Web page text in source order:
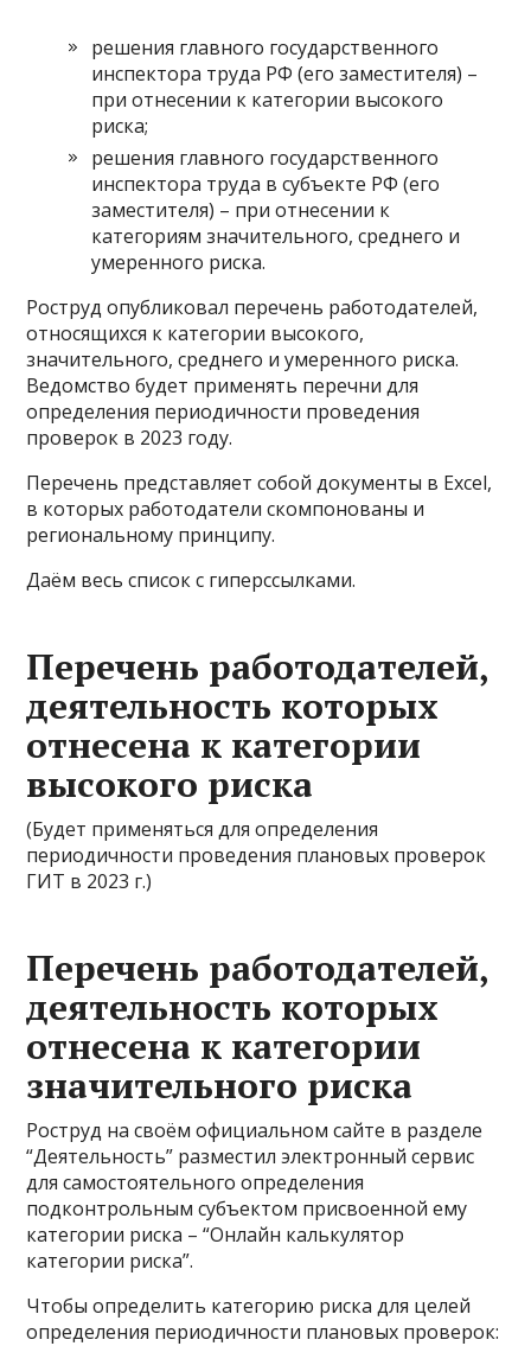
решения главного государственного
инспектора труда РФ (его заместителя) –
при отнесении к категории высокого
риска;
решения главного государственного
инспектора труда в субъекте РФ (его
заместителя) – при отнесении к
категориям значительного, среднего и
умеренного риска.
Роструд опубликовал перечень работодателей,
относящихся к категории высокого,
значительного, среднего и умеренного риска.
Ведомство будет применять перечни для
определения периодичности проведения
проверок в 2023 году.
Перечень представляет собой документы в Excel,
в которых работодатели скомпонованы и
региональному принципу.
Даём весь список с гиперссылками.
Перечень работодателей,
деятельность которых
отнесена к категории
высокого риска
(Будет применяться для определения
периодичности проведения плановых проверок
ГИТ в 2023 г.)
Перечень работодателей,
деятельность которых
отнесена к категории
значительного риска
Роструд на своём официальном сайте в разделе
“Деятельность” разместил электронный сервис
для самостоятельного определения
подконтрольным субъектом присвоенной ему
категории риска – “Онлайн калькулятор
категории риска”.
Чтобы определить категорию риска для целей
определения периодичности плановых проверок: